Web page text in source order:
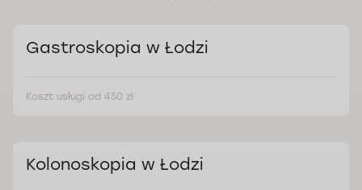
Gastroskopia w Łodzi
Koszt usługi od 450 zł
Kolonoskopia w Łodzi